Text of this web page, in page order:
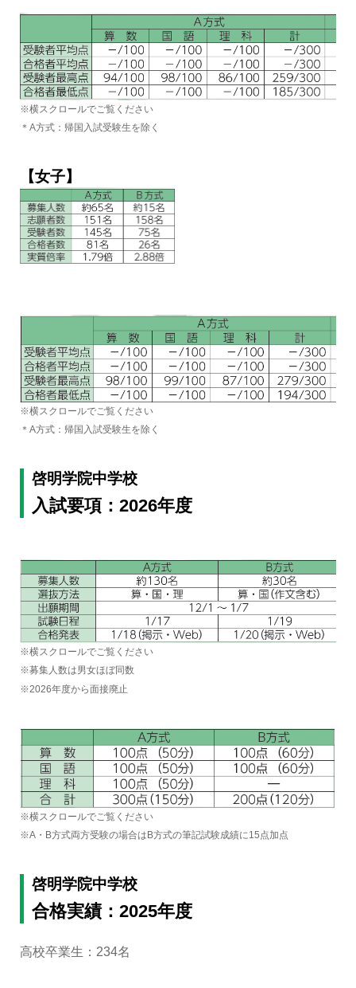
※横スクロールでご覧ください
＊A方式：帰国入試受験生を除く
【女子】
※横スクロールでご覧ください
＊A方式：帰国入試受験生を除く
啓明学院中学校
入試要項：2026年度
※横スクロールでご覧ください
※募集人数は男女ほぼ同数
※2026年度から面接廃止
※横スクロールでご覧ください
※A・B方式両方受験の場合はB方式の筆記試験成績に15点加点
啓明学院中学校
合格実績：2025年度
高校卒業生：234名